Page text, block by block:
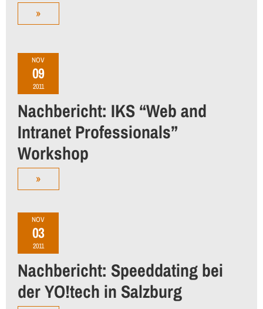
»
NOV
09
2011
Nachbericht: IKS “Web and
Intranet Professionals”
Workshop
»
NOV
03
2011
Nachbericht: Speeddating bei
der YO!tech in Salzburg